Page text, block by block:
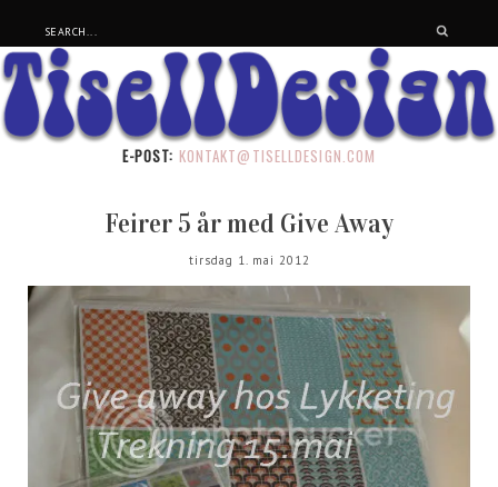
E-POST: KONTAKT@TISELLDESIGN.COM
Feirer 5 år med Give Away
tirsdag 1. mai 2012